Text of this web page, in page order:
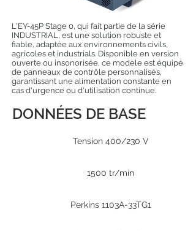
L'EY-45P Stage 0, qui fait partie de la série
INDUSTRIAL, est une solution robuste et
fiable, adaptée aux environnements civils,
agricoles et industrials. Disponible en version
ouverte ou insonorisée, ce modèle est équipé
de panneaux de contrôle personnalisés,
garantissant une alimentation constante en
cas d'urgence ou d'utilisation continue.
DONNÉES DE BASE
Tension 400/230 V
1500 tr/min
Perkins 1103A-33TG1